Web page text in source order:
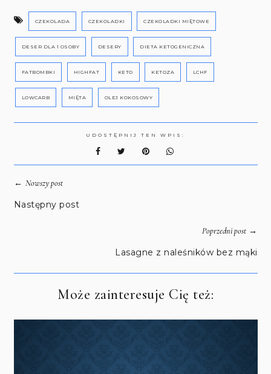
CZEKOLADA CZEKOLADKI CZEKOLADKI MIĘTOWE
DESER DLA 1 OSOBY DESERY DIETA KETOGENICZNA
FATBOMBKI HIGHFAT KETO KETOZA LCHF
LOWCARB MIĘTA OLEJ KOKOSOWY
UDOSTĘPNIJ TEN WPIS:
← Nowszy post
Następny post
Poprzedni post→
Lasagne z naleśników bez mąki
Może zainteresuje Cię też: